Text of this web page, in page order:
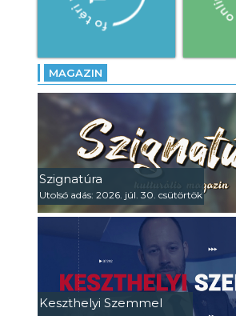
MAGAZIN
Szignatúra
Utolsó adás: 2026. júl. 30. csütörtök
Keszthelyi Szemmel